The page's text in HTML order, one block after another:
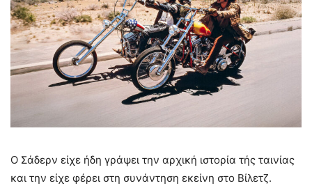
Ο Σάδερν είχε ήδη γράψει την αρχική ιστορία τής ταινίας
και την είχε φέρει στη συνάντηση εκείνη στο Βίλετζ.